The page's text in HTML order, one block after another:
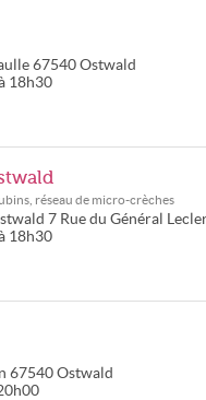
67540 Ostwald
18h30
réseau de micro-crèches
7 Rue du Général
18h30
67540 Ostwald